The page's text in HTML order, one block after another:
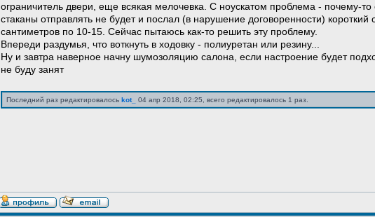
ограничитель двери, еще всякая мелочевка. С ноускатом проблема - почему-
стаканы отправлять не будет и послал (в нарушение договоренности) короткий
сантиметров по 10-15. Сейчас пытаюсь как-то решить эту проблему.
Впереди раздумья, что воткнуть в ходовку - полиуретан или резину...
Ну и завтра наверное начну шумозоляцию салона, если настроение будет
не буду занят
Последний раз редактировалось kot_ 04 апр 2018, 02:25, всего редактировалось 1 раз.